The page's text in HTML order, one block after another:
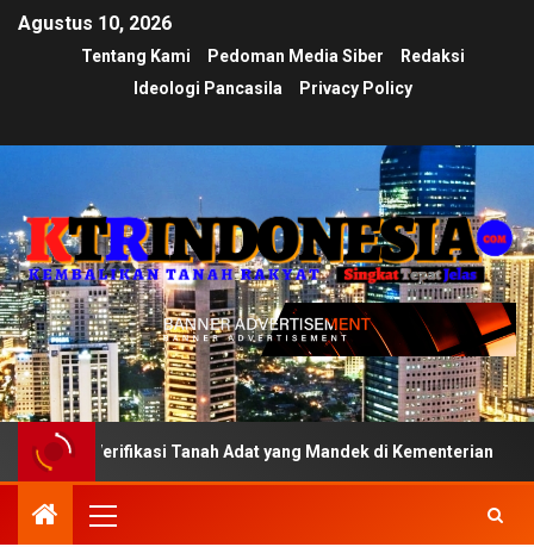
Agustus 10, 2026
Tentang Kami Pedoman Media Siber
Redaksi
Ideologi Pancasila
Privacy Policy
Tanah Adat yang Mandek di Kementerian Ujian